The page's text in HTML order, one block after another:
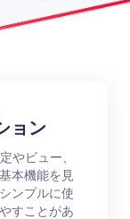
ョン
やビュー、
本機能を見
ンプルに使
すことがあ